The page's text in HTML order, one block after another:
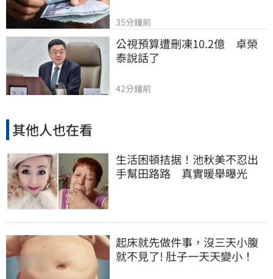
35分鐘前
公視預算遭刪凍10.2億　卓榮
泰說話了
42分鐘前
其他人也在看
生活困頓拮据！池秋美不忍出
手幫田路路 真實暖舉曝光
起床就先做件事，沒三天小腹
就不見了! 肚子一天天變小！